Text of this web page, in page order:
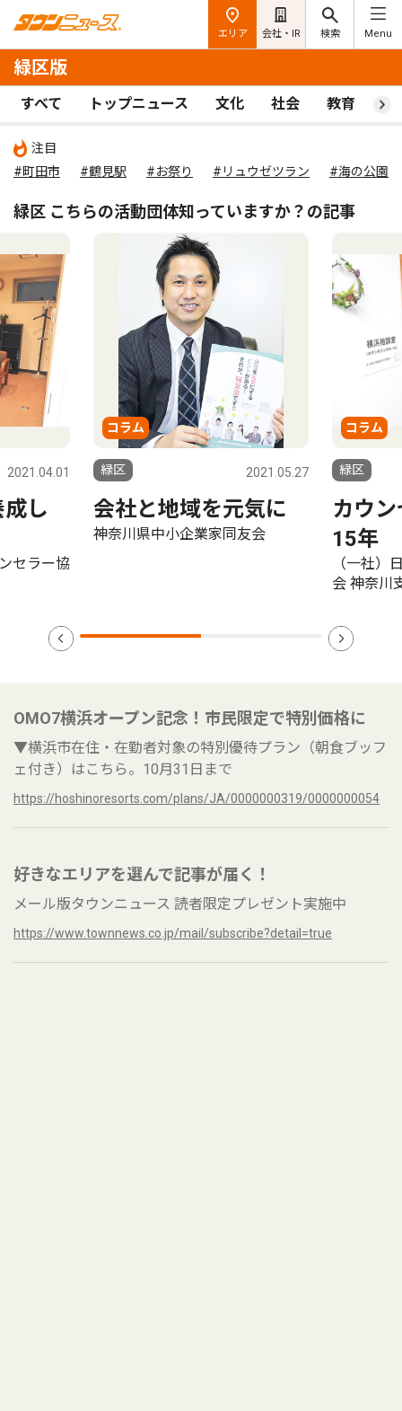
エリア 会社・IR 検索 Menu
緑区版
すべて トップニュース 文化 社会 教育 ス
注目
#町田市
#鶴見駅 #お祭り #リュウゼツラン #海の公園
緑区 こちらの活動団体知っていますか？の記事
2021.04.01
し
セラー協
コラム
緑区 2021.05.27
会社と地域を元気に
神奈川県中小企業家同友会
コラム
緑区
カウ
15年
（一社）
会 神奈川
OMO7横浜オープン記念！市民限定で特別価格に
▼横浜市在住・在勤者対象の特別優待プラン（朝食ブッフ
ェ付き）はこちら。10月31日まで
https://hoshinoresorts.com/plans/JA/0000000319/0000000054
好きなエリアを選んで記事が届く！
メール版タウンニュース 読者限定プレゼント実施中
https://www.townnews.co.jp/mail/subscribe?detail=true